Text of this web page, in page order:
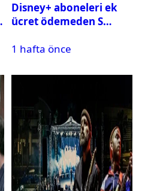
Disney+ aboneleri ek
ücret ödemeden S
izleyebilecek
1 hafta önce